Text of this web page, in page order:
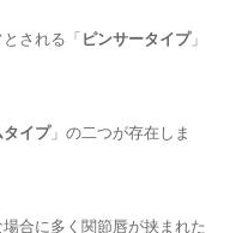
される「 ピンサータイプ」
タイプ」の二つが存在しま
合に多く関節唇が挟まれた